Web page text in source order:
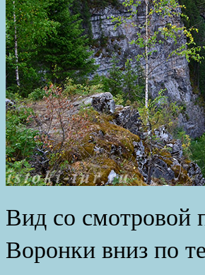
Вид со смотровой
Воронки вниз по